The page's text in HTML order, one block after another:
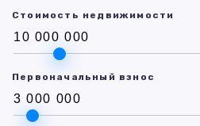
Стоимость недвижимости
Первоначальный взнос